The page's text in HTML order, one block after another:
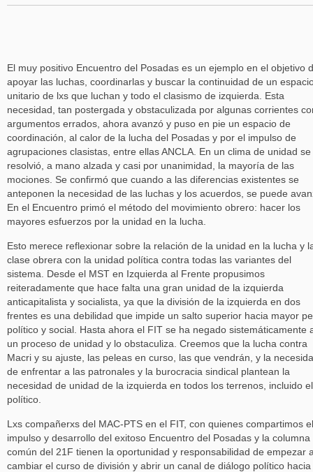
El muy positivo Encuentro del Posadas es un ejemplo en el objetivo
apoyar las luchas, coordinarlas y buscar la continuidad de un
unitario de lxs que luchan y todo el clasismo de izquierda. Esta
necesidad, tan postergada y obstaculizada por algunas corrientes
argumentos errados, ahora avanzó y puso en pie un espacio de
coordinación, al calor de la lucha del Posadas y por el impulso de
agrupaciones clasistas, entre ellas ANCLA. En un clima de unidad se
resolvió, a mano alzada y casi por unanimidad, la mayoría de las
mociones. Se confirmó que cuando a las diferencias existentes se
anteponen la necesidad de las luchas y los acuerdos, se puede
En el Encuentro primó el método del movimiento obrero: hacer los
mayores esfuerzos por la unidad en la lucha.
Esto merece reflexionar sobre la relación de la unidad en la lucha y
clase obrera con la unidad política contra todas las variantes del
sistema. Desde el MST en Izquierda al Frente propusimos
reiteradamente que hace falta una gran unidad de la izquierda
anticapitalista y socialista, ya que la división de la izquierda en dos
frentes es una debilidad que impide un salto superior hacia mayor
político y social. Hasta ahora el FIT se ha negado sistemáticamente
un proceso de unidad y lo obstaculiza. Creemos que la lucha contra
Macri y su ajuste, las peleas en curso, las que vendrán, y la
de enfrentar a las patronales y la burocracia sindical plantean la
necesidad de unidad de la izquierda en todos los terrenos, incluido el
político.
Lxs compañerxs del MAC-PTS en el FIT, con quienes compartimos el
impulso y desarrollo del exitoso Encuentro del Posadas y la columna
común del 21F tienen la oportunidad y responsabilidad de empezar
cambiar el curso de división y abrir un canal de diálogo político hacia